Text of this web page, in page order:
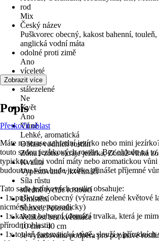
rod
Mix
Český název
Puškvorec obecný, kakost bahenní,
anglická vodní máta
odolné proti zimě
Ano
víceleté
Ano
stálezelené
Ne
Květ
Ano
Vůně
Lehké, aromatická
Oblast vodních rostlin
Zóna1-zóna okraje jezírka, Zóna2-vlhká
Kvalita
Vypěstované v květináči
Síla růstu
středně rychle rostoucí
Umístění
Slunce, Polostín
Velikost bez květináče
10 cm - 40 cm
Je vyžadována podpěra pro popínavé
Zobrazit více
Popis
Přeskočit oblast
Máte na terase zahradní jezírko nebo mini
touto sadou jezírkových rostlin. Bez ohledu na
typickou vůni vodní máty nebo aromatickou vůni
budoucnu vám bude jezírko přinášet příjemné
Tato sada jezírkových rostlin obsahuje:
• 1x puškvorec obecný (výrazné zelené květové
nicméně kvete sporadicky)
• 1x kakost bahenní (domácí trvalka, která je
přírodní oblasti)
• 1x touleň (aromatická vůně, slouží v přírodních